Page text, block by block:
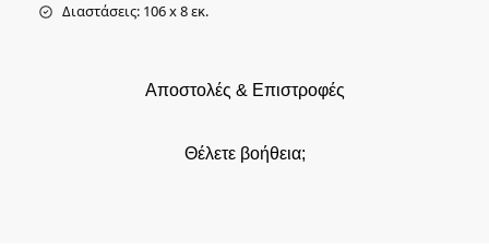
Αποστολές & Επιστροφές
Θέλετε βοήθεια;
Διαστάσεις: 106 x 8 εκ.